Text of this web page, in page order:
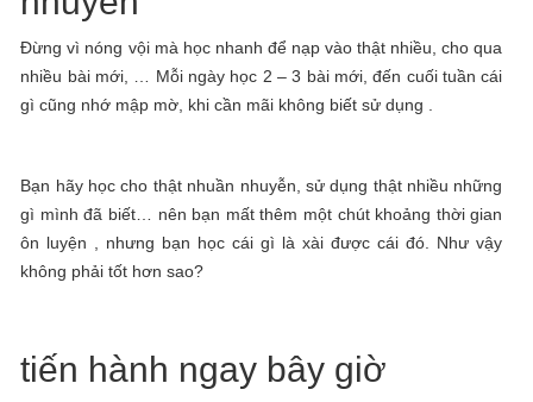
Đừng vì nóng vội mà học nhanh để nạp vào thật nhiều, cho qua
nhiều bài mới, … Mỗi ngày học 2 – 3 bài mới, đến cuối tuần cái
gì cũng nhớ mập mờ, khi cần mãi không biết sử dụng .
Bạn hãy học cho thật nhuần nhuyễn, sử dụng thật nhiều những
gì mình đã biết… nên bạn mất thêm một chút khoảng thời gian
ôn luyện , nhưng bạn học cái gì là xài được cái đó. Như vậy
không phải tốt hơn sao?
tiến hành ngay bây giờ